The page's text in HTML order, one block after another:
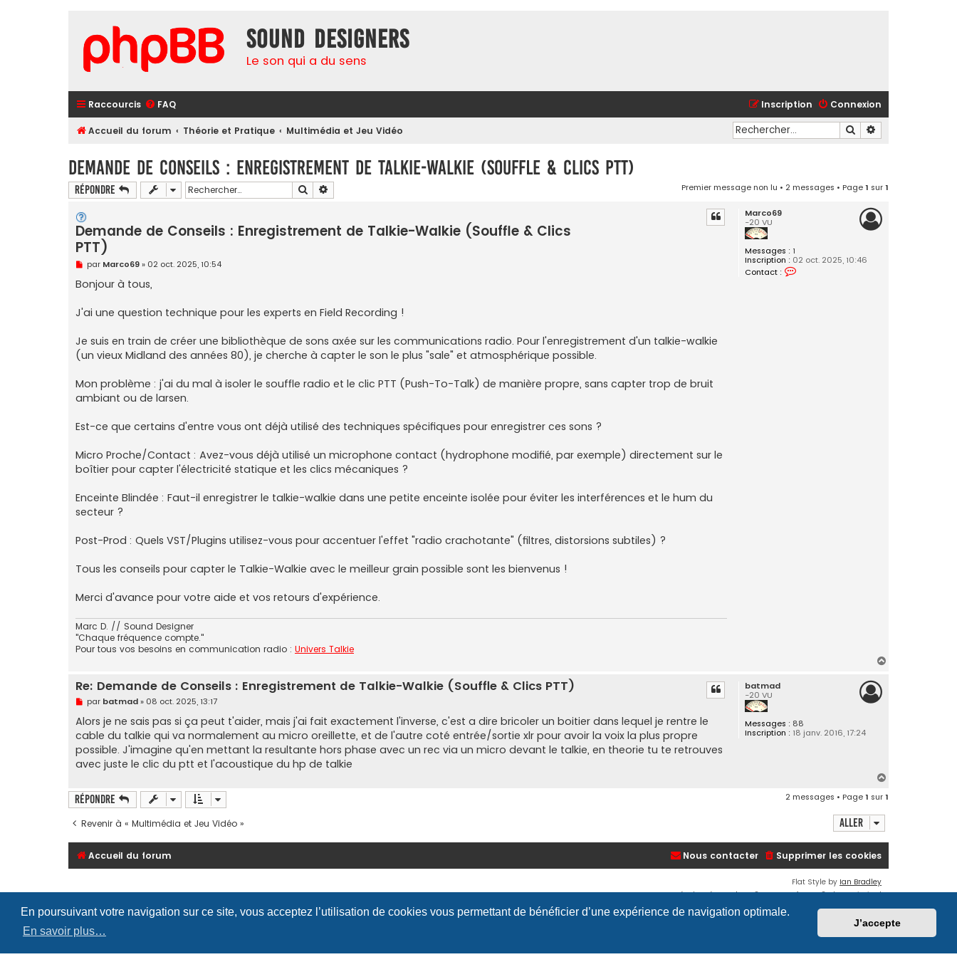
En poursuivant votre navigation sur ce site, vous acceptez l’utilisation de cookies vous permettant de bénéficier d’une expérience de navigation optimale.
En savoir plus…
J’accepte
Sound Designers
Le son qui a du sens
Raccourcis FAQ Connexion
Inscription
Accueil du forum Théorie et Pratique Multimédia et Jeu Vidéo Rechercher
Demande de Conseils : Enregistrement de Talkie-Walkie (Souffle & Clics PTT)
Répondre Rechercher Premier message non lu • 2 messages • Page1 sur1
Marco69
-20 VU
Messages : 1
Inscription : 02 oct. 2025, 10:46
Contact :
Demande de Conseils : Enregistrement de Talkie-Walkie (Souffle & Clics
PTT)
M
e
s
s
g
e
o
n
l
par Marco69» 02 oct. 2025, 10:54
Bonjour à tous,
J'ai une question technique pour les experts en Field Recording !
Je suis en train de créer une bibliothèque de sons axée sur les communications radio. Pour l'enregistrement d'un talkie-walkie
(un vieux Midland des années 80), je cherche à capter le son le plus "sale" et atmosphérique possible.
Mon problème : j'ai du mal à isoler le souffle radio et le clic PTT (Push-To-Talk) de manière propre, sans capter trop de bruit
ambiant ou de larsen.
Est-ce que certains d'entre vous ont déjà utilisé des techniques spécifiques pour enregistrer ces sons ?
Micro Proche/Contact : Avez-vous déjà utilisé un microphone contact (hydrophone modifié, par exemple) directement sur le
boîtier pour capter l'électricité statique et les clics mécaniques ?
Enceinte Blindée : Faut-il enregistrer le talkie-walkie dans une petite enceinte isolée pour éviter les interférences et le hum du
secteur ?
Post-Prod : Quels VST/Plugins utilisez-vous pour accentuer l'effet "radio crachotante" (filtres, distorsions subtiles) ?
Tous les conseils pour capter le Talkie-Walkie avec le meilleur grain possible sont les bienvenus !
Merci d'avance pour votre aide et vos retours d'expérience.
Marc D. // Sound Designer
"Chaque fréquence compte."
Pour tous vos besoins en communication radio : Univers Talkie
batmad
-20 VU
Messages : 88
Inscription : 18 janv. 2016, 17:24
Re: Demande de Conseils : Enregistrement de Talkie-Walkie (Souffle & Clics PTT)
M
e
s
s
a
g
e
n
l
u
par batmad» 08 oct. 2025, 13:17
Alors je ne sais pas si ça peut t'aider, mais j'ai fait exactement l'inverse, c'est a dire bricoler un boitier dans lequel je rentre le
cable du talkie qui va normalement au micro oreillette, et de l'autre coté entrée/sortie xlr pour avoir la voix la plus propre
possible. J'imagine qu'en mettant la resultante hors phase avec un rec via un micro devant le talkie, en theorie tu te retrouves
avec juste le clic du ptt et l'acoustique du hp de talkie
Répondre 2 messages • Page1 sur1
Revenir à « Multimédia et Jeu Vidéo » Aller
Accueil du forum Supprimer les cookies
Nous contacter
Flat Style by Ian Bradley
Développé parphpBB® Forum Software © phpBB Limited
Traduction française officielle©Qiaeru
Conditions